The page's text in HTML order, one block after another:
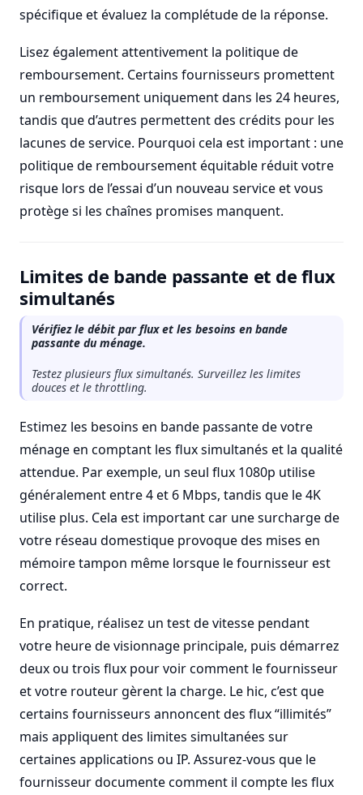
spécifique et évaluez la complétude de la réponse.
Lisez également attentivement la politique de
remboursement. Certains fournisseurs promettent
un remboursement uniquement dans les 24 heures,
tandis que d’autres permettent des crédits pour les
lacunes de service. Pourquoi cela est important : une
politique de remboursement équitable réduit votre
risque lors de l’essai d’un nouveau service et vous
protège si les chaînes promises manquent.
Limites de bande passante et de flux
simultanés
Vérifiez le débit par flux et les besoins en bande
passante du ménage.
Testez plusieurs flux simultanés. Surveillez les limites
douces et le throttling.
Estimez les besoins en bande passante de votre
ménage en comptant les flux simultanés et la qualité
attendue. Par exemple, un seul flux 1080p utilise
généralement entre 4 et 6 Mbps, tandis que le 4K
utilise plus. Cela est important car une surcharge de
votre réseau domestique provoque des mises en
mémoire tampon même lorsque le fournisseur est
correct.
En pratique, réalisez un test de vitesse pendant
votre heure de visionnage principale, puis démarrez
deux ou trois flux pour voir comment le fournisseur
et votre routeur gèrent la charge. Le hic, c’est que
certains fournisseurs annoncent des flux “illimités”
mais appliquent des limites simultanées sur
certaines applications ou IP. Assurez-vous que le
fournisseur documente comment il compte les flux